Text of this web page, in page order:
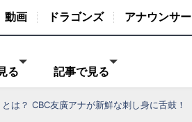
動画 ドラゴンズ アナウンサー
る 記事で見る
は？ CBC友廣アナが新鮮な刺し身に舌鼓！